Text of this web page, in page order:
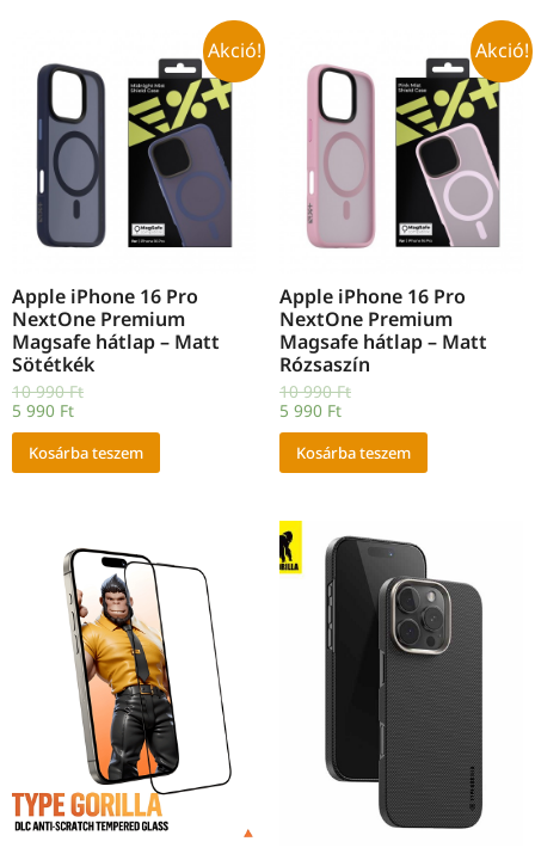
Akció!
Apple iPhone 16 Pro
NextOne Premium
Magsafe hátlap – Matt
Sötétkék
10 990Ft
5 990 Ft
Kosárba teszem
Akció!
Apple iPhone 16 Pro
NextOne Premium
Magsafe hátlap – Matt
Rózsaszín
10 990Ft
5 990 Ft
Kosárba teszem